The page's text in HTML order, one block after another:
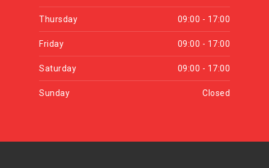
Thursday 09:00 - 17:00
Friday 09:00 - 17:00
Saturday 09:00 - 17:00
Sunday Closed